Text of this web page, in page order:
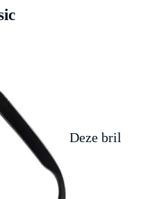
Deze bril